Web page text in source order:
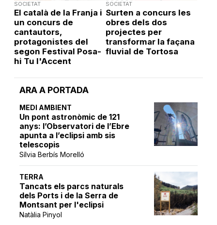
ARA A PORTADA
MEDI AMBIENT
Un pont astronòmic de 121
anys: l’Observatori de l’Ebre
apunta a l’eclipsi amb sis
telescopis
Sílvia Berbís Morelló
TERRA
Tancats els parcs naturals
dels Ports i de la Serra de
Montsant per l'eclipsi
Natàlia Pinyol
SOCIETAT
El català de la Franja i
un concurs de
cantautors,
protagonistes del
segon Festival Posa-
hi Tu l'Accent
SOCIETAT
Surten a concurs les
obres dels dos
projectes per
transformar la façana
fluvial de Tortosa